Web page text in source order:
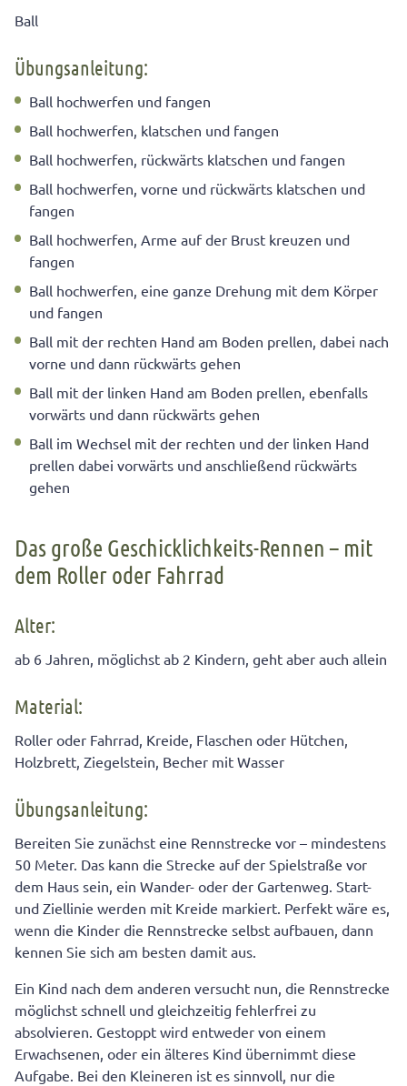
Ball
Übungsanleitung:
Ball hochwerfen und fangen
Ball hochwerfen, klatschen und fangen
Ball hochwerfen, rückwärts klatschen und fangen
Ball hochwerfen, vorne und rückwärts klatschen und
fangen
Ball hochwerfen, Arme auf der Brust kreuzen und
fangen
Ball hochwerfen, eine ganze Drehung mit dem Körper
und fangen
Ball mit der rechten Hand am Boden prellen, dabei nach
vorne und dann rückwärts gehen
Ball mit der linken Hand am Boden prellen, ebenfalls
vorwärts und dann rückwärts gehen
Ball im Wechsel mit der rechten und der linken Hand
prellen dabei vorwärts und anschließend rückwärts
gehen
Das große Geschicklichkeits-Rennen – mit
dem Roller oder Fahrrad
Alter:
ab 6 Jahren, möglichst ab 2 Kindern, geht aber auch allein
Material:
Roller oder Fahrrad, Kreide, Flaschen oder Hütchen,
Holzbrett, Ziegelstein, Becher mit Wasser
Übungsanleitung:
Bereiten Sie zunächst eine Rennstrecke vor – mindestens
50 Meter. Das kann die Strecke auf der Spielstraße vor
dem Haus sein, ein Wander- oder der Gartenweg. Start-
und Ziellinie werden mit Kreide markiert. Perfekt wäre es,
wenn die Kinder die Rennstrecke selbst aufbauen, dann
kennen Sie sich am besten damit aus.
Ein Kind nach dem anderen versucht nun, die Rennstrecke
möglichst schnell und gleichzeitig fehlerfrei zu
absolvieren. Gestoppt wird entweder von einem
Erwachsenen, oder ein älteres Kind übernimmt diese
Aufgabe. Bei den Kleineren ist es sinnvoll, nur die